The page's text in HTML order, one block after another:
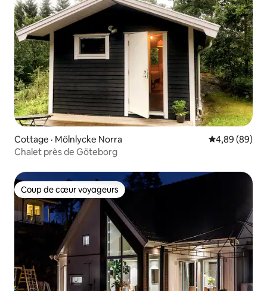
Cottage · Mölnlycke Norra Note
4,89 (89)
Chalet près de Göteborg
Coup de cœur voyageurs
Coup de cœur voyageurs